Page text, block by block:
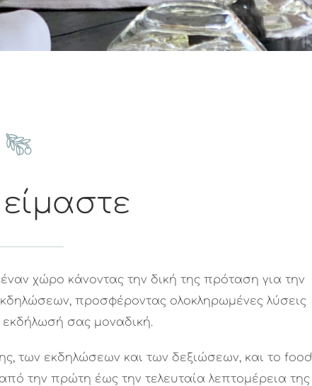
χώρο κάνοντας την δική της πρόταση για την
προσφέροντας ολοκληρωμένες λύσεις
σας μοναδική.
των εκδηλώσεων και των δεξιώσεων, και το food
την πρώτη έως την τελευταία λεπτομέρεια της